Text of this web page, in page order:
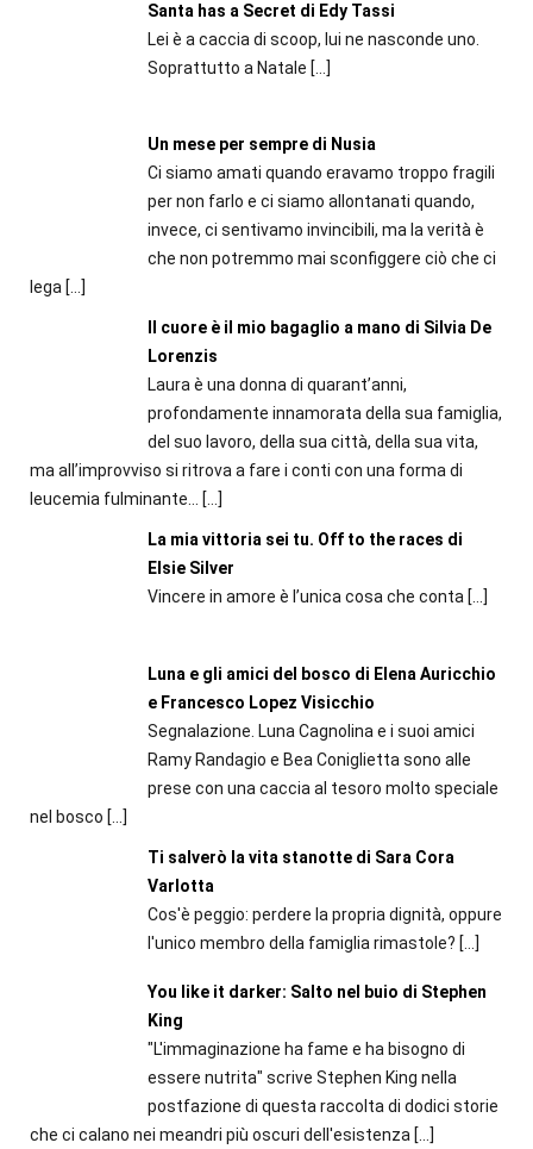
Santa has a Secret di Edy Tassi
Lei è a caccia di scoop, lui ne nasconde uno.
Soprattutto a Natale […]
Un mese per sempre di Nusia
Ci siamo amati quando eravamo troppo fragili
per non farlo e ci siamo allontanati quando,
invece, ci sentivamo invincibili, ma la verità è
che non potremmo mai sconfiggere ciò che ci
lega […]
Il cuore è il mio bagaglio a mano di Silvia De
Lorenzis
Laura è una donna di quarant’anni,
profondamente innamorata della sua famiglia,
del suo lavoro, della sua città, della sua vita,
ma all’improvviso si ritrova a fare i conti con una forma di
leucemia fulminante... […]
La mia vittoria sei tu. Off to the races di
Elsie Silver
Vincere in amore è l’unica cosa che conta[…]
Luna e gli amici del bosco di Elena Auricchio
e Francesco Lopez Visicchio
Segnalazione. Luna Cagnolina e i suoi amici
Ramy Randagio e Bea Coniglietta sono alle
prese con una caccia al tesoro molto speciale
nel bosco […]
Ti salverò la vita stanotte di Sara Cora
Varlotta
Cos'è peggio: perdere la propria dignità, oppure
l'unico membro della famiglia rimastole? […]
You like it darker: Salto nel buio di Stephen
King
"L'immaginazione ha fame e ha bisogno di
essere nutrita" scrive Stephen King nella
postfazione di questa raccolta di dodici storie
che ci calano nei meandri più oscuri dell'esistenza […]